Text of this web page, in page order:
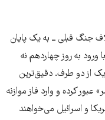
جنگ قبلی ــ به یک پایان
به روز چهاردهم نه
از دو طرف. دقیق‌ترین
کرده و وارد فاز موازنه
و اسرائیل می‌خواهند